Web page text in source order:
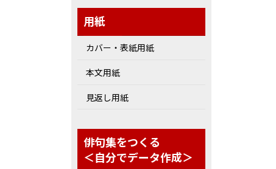
用紙
カバー・表紙用紙
本文用紙
見返し用紙
俳句集をつくる
＜自分でデータ作成＞